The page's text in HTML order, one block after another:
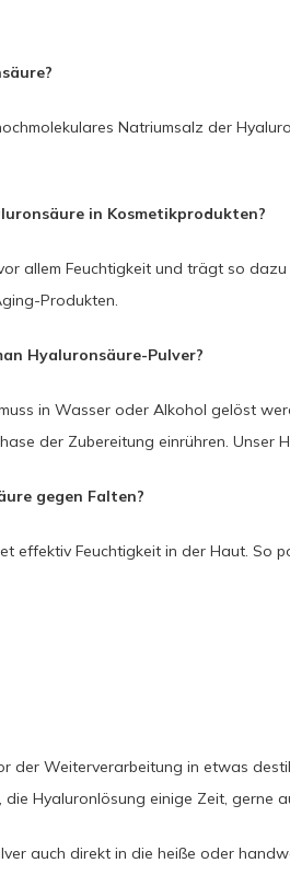
Natriumsalz der
in Kosmetikprodukten?
allem Feuchtigkeit und trägt so
Produkten.
Hyaluronsäure-Pulver?
in Wasser oder Alkohol gelöst
der Zubereitung einrühren. Unser
gegen Falten?
effektiv Feuchtigkeit in der Haut. So
der Weiterverarbeitung in etwas
die Hyaluronlösung einige Zeit, gerne
auch direkt in die heiße oder